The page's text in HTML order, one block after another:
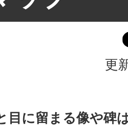
更
目に留まる像や碑